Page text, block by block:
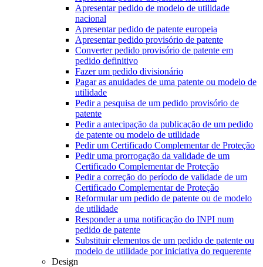
Apresentar pedido de modelo de utilidade
nacional
Apresentar pedido de patente europeia
Apresentar pedido provisório de patente
Converter pedido provisório de patente em
pedido definitivo
Fazer um pedido divisionário
Pagar as anuidades de uma patente ou modelo de
utilidade
Pedir a pesquisa de um pedido provisório de
patente
Pedir a antecipação da publicação de um pedido
de patente ou modelo de utilidade
Pedir um Certificado Complementar de Proteção
Pedir uma prorrogação da validade de um
Certificado Complementar de Proteção
Pedir a correção do período de validade de um
Certificado Complementar de Proteção
Reformular um pedido de patente ou de modelo
de utilidade
Responder a uma notificação do INPI num
pedido de patente
Substituir elementos de um pedido de patente ou
modelo de utilidade por iniciativa do requerente
Design